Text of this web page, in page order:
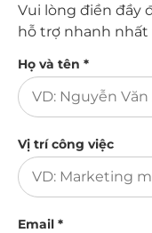
Vui lòng điền đầy
hỗ trợ nhanh
Họ và tên *
Vị trí công việc
Email *